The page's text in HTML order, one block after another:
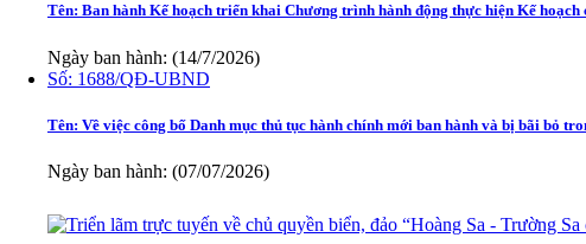
Tên: Ban hành Kế hoạch triển khai Chương trình hành động thực hiện Kế
Ngày ban hành: (14/7/2026)
Số: 1688/QĐ-UBND
Tên: Về việc công bố Danh mục thủ tục hành chính mới ban hành và bị bãi bỏ
Ngày ban hành: (07/07/2026)